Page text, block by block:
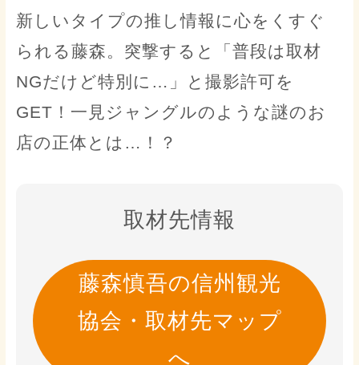
新しいタイプの推し情報に心をくすぐ
られる藤森。突撃すると「普段は取材
NGだけど特別に…」と撮影許可を
GET！一見ジャングルのような謎のお
店の正体とは…！？
取材先情報
藤森慎吾の信州観光
協会・取材先マップ
へ